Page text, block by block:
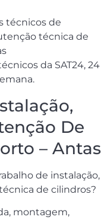
técnicos de
técnica de
da SAT24, 24
De
– Antas
de instalação,
de cilindros?
montagem,